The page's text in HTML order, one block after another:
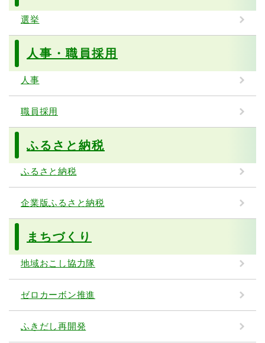
選挙
人事・職員採用
人事
職員採用
ふるさと納税
ふるさと納税
企業版ふるさと納税
まちづくり
地域おこし協力隊
ゼロカーボン推進
ふきだし再開発